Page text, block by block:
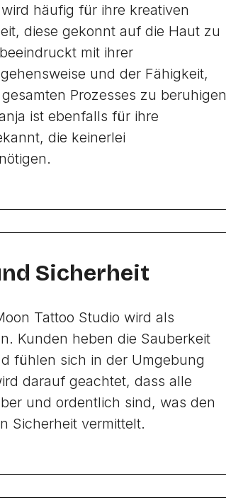
häufig für ihre kreativen
diese gekonnt auf die Haut zu
mit ihrer
und der Fähigkeit,
Prozesses zu beruhigen
ist ebenfalls für ihre
die keinerlei
Sicherheit
Tattoo Studio wird als
Kunden heben die Sauberkeit
fühlen sich in der Umgebung
darauf geachtet, dass alle
und ordentlich sind, was den
Sicherheit vermittelt.